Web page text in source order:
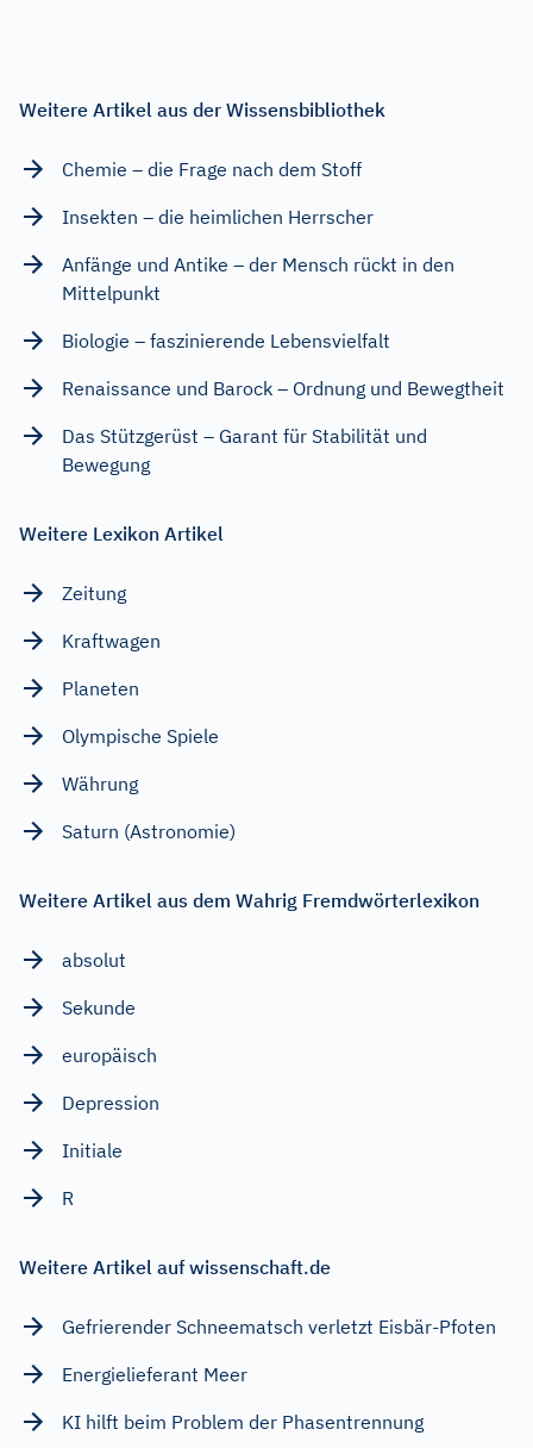
Weitere Artikel aus der Wissensbibliothek
Chemie – die Frage nach dem Stoff
Insekten – die heimlichen Herrscher
Anfänge und Antike – der Mensch rückt in den
Mittelpunkt
Biologie – faszinierende Lebensvielfalt
Renaissance und Barock – Ordnung und Bewegtheit
Das Stützgerüst – Garant für Stabilität und
Bewegung
Weitere Lexikon Artikel
Zeitung
Kraftwagen
Planeten
Olympische Spiele
Währung
Saturn (Astronomie)
Weitere Artikel aus dem Wahrig Fremdwörterlexikon
absolut
Sekunde
europäisch
Depression
Initiale
R
Weitere Artikel auf wissenschaft.de
Gefrierender Schneematsch verletzt Eisbär-Pfoten
Energielieferant Meer
KI hilft beim Problem der Phasentrennung